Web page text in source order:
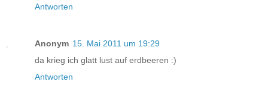
Antworten
Anonym 15. Mai 2011 um 19:29
da krieg ich glatt lust auf erdbeeren :)
Antworten